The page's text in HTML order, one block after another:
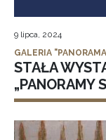
9 lipca, 2024
GALERIA
STAŁA
„PANORAMY